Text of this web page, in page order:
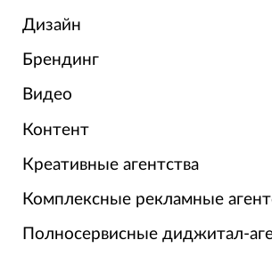
Дизайн
Брендинг
Видео
Контент
Креативные агентства
Комплексные рекламные
Полносервисные диджитал-